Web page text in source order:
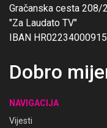
Gračanska cesta 208/
"Za Laudato TV"
IBAN
Dobro
NAVIGACIJA
Vijesti